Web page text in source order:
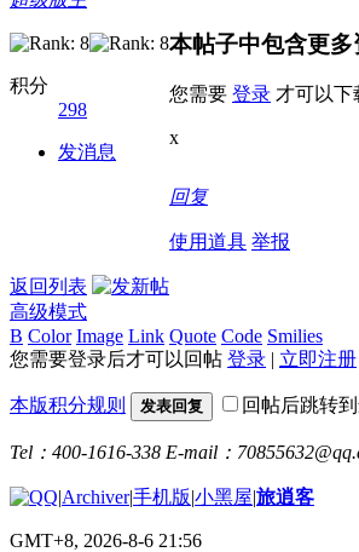
积分
298
发消息
本帖子中包含更多
您需要 登录 才可以下
x
回复
使用道具 举报
返回列表
高级模式
B Color Image Link Quote Code Smilies
您需要登录后才可以回帖 登录 | 立即注册
本版积分规则 发表回复 回帖后跳转
Tel：400-1616-338 E-mail：
|Archiver|手机版|小黑屋|旅逍客
GMT+8, 2026-8-6 21:56